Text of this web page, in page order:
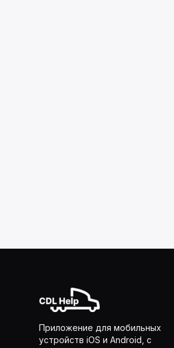
Приложение для мобильных
устройств iOS и Android, с